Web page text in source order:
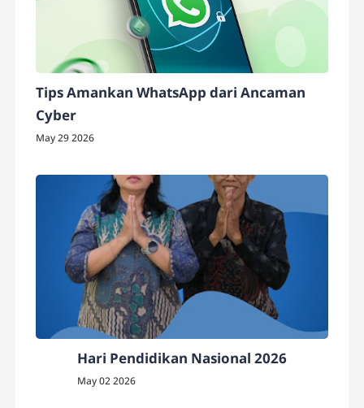
Tips Amankan WhatsApp dari Ancaman
Cyber
May 29 2026
Hari Pendidikan Nasional 2026
May 02 2026